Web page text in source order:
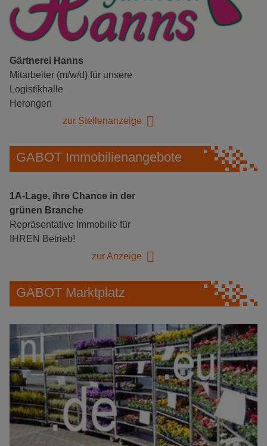
Gärtnerei Hanns
Mitarbeiter (m/w/d) für unsere
Logistikhalle
Herongen
zur Stellenanzeige
GABOT Immobilienangebote
1A-Lage, ihre Chance in der
grünen Branche
Repräsentative Immobilie für
IHREN Betrieb!
zur Anzeige
GABOT Marktplatz